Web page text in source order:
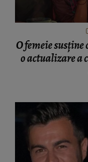
O femeie
o actualizare a